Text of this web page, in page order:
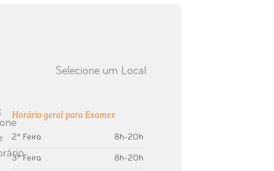
Selecione um Local
Horário geral para Exames
2ª Feira 8h-20h
3ª Feira 8h-20h